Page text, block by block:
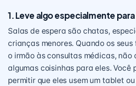
1. Leve algo especialmente
Salas de espera são chatas,
crianças menores. Quando os
o irmão às consultas médicas, não
algumas coisinhas para eles. Você
permitir que eles usem um tablet